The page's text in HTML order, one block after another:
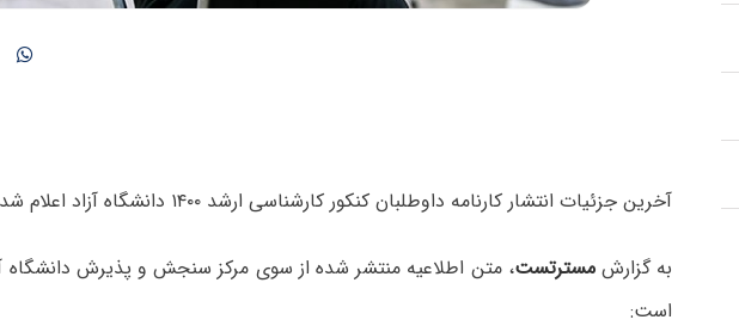
آخرین جزئیات انتشار کارنامه داوطلبان کنکور کارشناسی ارشد ۱۴۰۰ دانشگاه آزاد اعلام شد.
به گزارشمسترتست، متن اطلاعیه منتشر شده از سوی مرکز سنجش و پذیرش دانشگاه
است: